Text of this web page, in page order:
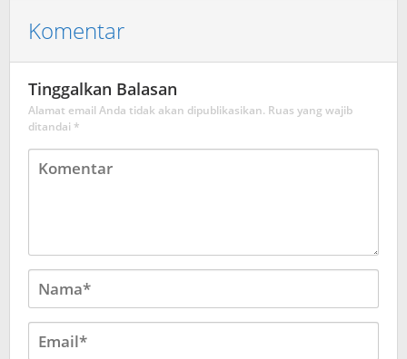
Komentar
Tinggalkan Balasan
Alamat email Anda tidak akan dipublikasikan. Ruas yang wajib
ditandai *